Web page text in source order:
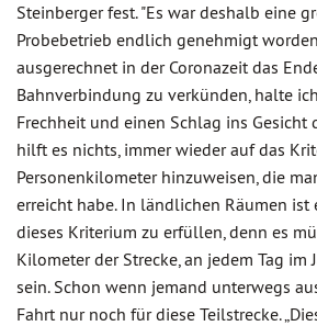
Steinberger fest. "Es war deshalb eine
Probebetrieb endlich genehmigt
ausgerechnet in der Coronazeit das
Bahnverbindung zu verkünden, halte
Frechheit und einen Schlag ins Gesicht
hilft es nichts, immer wieder auf das
Personenkilometer hinzuweisen, die
erreicht habe. In ländlichen Räumen ist
dieses Kriterium zu erfüllen, denn es
Kilometer der Strecke, an jedem Tag im
sein. Schon wenn jemand unterwegs
Fahrt nur noch für diese Teilstrecke.